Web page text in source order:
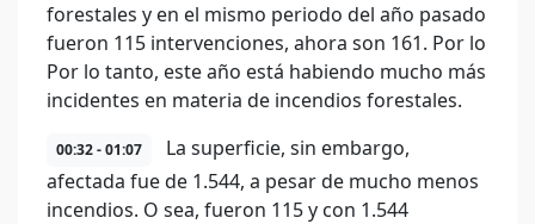
forestales y en el mismo periodo del año pasado
fueron 115 intervenciones, ahora son 161. Por lo
Por lo tanto, este año está habiendo mucho más
incidentes en materia de incendios forestales.
00:32 - 01:07
La superficie, sin embargo,
afectada fue de 1.544, a pesar de mucho menos
incendios. O sea, fueron 115 y con 1.544